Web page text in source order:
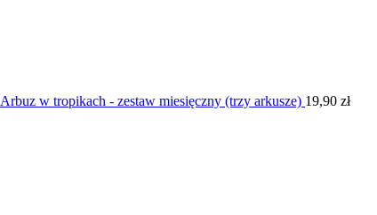
Arbuz w tropikach - zestaw miesięczny (trzy arkusze) 19,90 zł